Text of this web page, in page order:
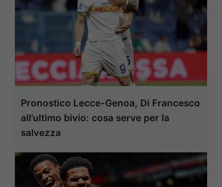
Pronostico Lecce-Genoa, Di Francesco
all’ultimo bivio: cosa serve per la
salvezza